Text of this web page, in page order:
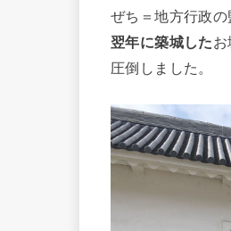
ぜち＝地方行政
翌年に築城した
圧倒しました。